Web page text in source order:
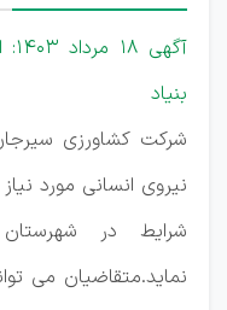
بنیاد
شرکت کشاورزی
نیروی انسانی مورد
شرایط در